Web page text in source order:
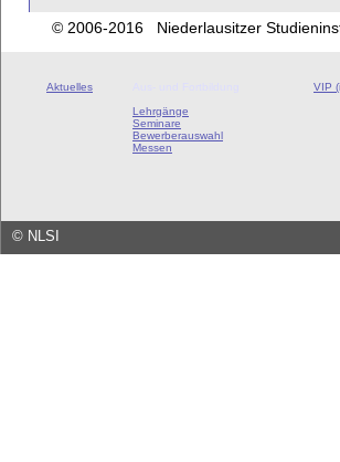
© 2006-2016 Niederlausitzer
Aktuelles
Lehrgänge
Seminare
Bewerberauswahl
Messen
VIP
© NLSI